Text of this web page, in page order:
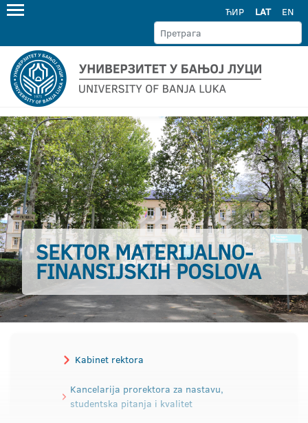
ЋИР LAT EN
SEKTOR MATERIJALNO-
FINANSIJSKIH POSLOVA
Kabinet rektora
Kancelarija prorektora za nastavu,
studentska pitanja i kvalitet